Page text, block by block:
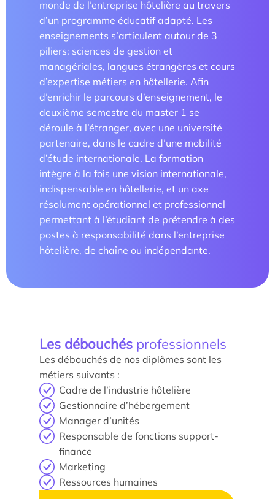
Parcours doctoral
École doctorale
En savoir +
Compétences et attentes professionnelles dans les
métiers territoriaux touristiques
Transformation des carrières en tourisme
monde de l’entreprise hôtelière au travers
d’un programme éducatif adapté. Les
enseignements s’articulent autour de 3
piliers: sciences de gestion et
managériales, langues étrangères et cours
d’expertise métiers en hôtellerie. Afin
d’enrichir le parcours d’enseignement, le
deuxième semestre du master 1 se
déroule à l’étranger, avec une université
partenaire, dans le cadre d’une mobilité
d’étude internationale. La formation
intègre à la fois une vision internationale,
indispensable en hôtellerie, et un axe
résolument opérationnel et professionnel
permettant à l’étudiant de prétendre à des
postes à responsabilité dans l’entreprise
hôtelière, de chaîne ou indépendante.
Les débouchés professionnels
Les débouchés de nos diplômes sont les
métiers suivants :
Cadre de l’industrie hôtelière
Gestionnaire d’hébergement
Manager d’unités
Responsable de fonctions support-
finance
Marketing
Ressources humaines